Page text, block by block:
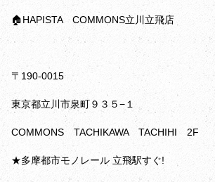
🏠HAPISTA COMMONS立川立飛店
〒190-0015
東京都立川市泉町９３５−１
COMMONS TACHIKAWA TACHIHI 2F
★多摩都市モノレール 立飛駅すぐ!